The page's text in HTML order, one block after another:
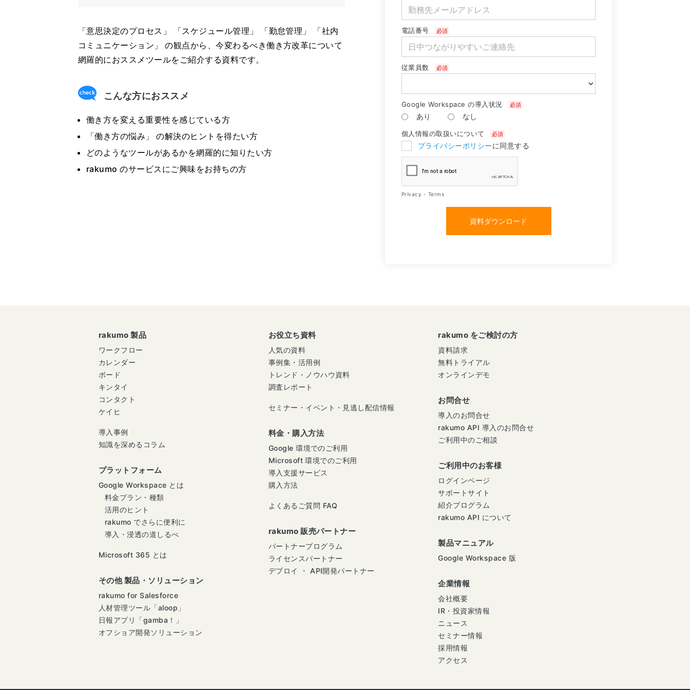
「意思決定のプロセス」 「スケジュール管理」 「勤怠管理」 「社内
コミュニケーション」 の観点から、今変わるべき働き方改革について
網羅的におススメツールをご紹介する資料です。
こんな方におススメ
働き方を変える重要性を感じている方
「働き方の悩み」 の解決のヒントを得たい方
どのようなツールがあるかを網羅的に知りたい方
rakumo のサービスにご興味をお持ちの方
rakumo 製品
ワークフロー
カレンダー
ボード
キンタイ
コンタクト
ケイヒ
導入事例
知識を深めるコラム
プラットフォーム
Google Workspace とは
料金プラン・種類
活用のヒント
rakumo でさらに便利に
導入・浸透の道しるべ
Microsoft 365 とは
その他 製品・ソリューション
rakumo for Salesforce
人材管理ツール「aloop」
日報アプリ「gamba！」
オフショア開発ソリューション
お役立ち資料
人気の資料
事例集・活用例
トレンド・ノウハウ資料
調査レポート
セミナー・イベント・見逃し配信情報
料金・購入方法
Google 環境でのご利用
Microsoft 環境でのご利用
導入支援サービス
購入方法
よくあるご質問 FAQ
rakumo 販売パートナー
パートナープログラム
ライセンスパートナー
デプロイ ・ API開発パートナー
rakumo をご検討の方
資料請求
無料トライアル
オンラインデモ
お問合せ
導入のお問合せ
rakumo API 導入のお問合せ
ご利用中のご相談
ご利用中のお客様
ログインページ
サポートサイト
紹介プログラム
rakumo API について
製品マニュアル
Google Workspace 版
企業情報
会社概要
IR・投資家情報
ニュース
セミナー情報
採用情報
アクセス